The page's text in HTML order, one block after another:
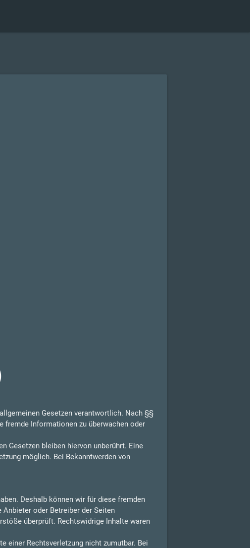
Gesetzen verantwortlich. Nach §§
Informationen zu überwachen oder
Gesetzen bleiben hiervon unberührt. Eine
möglich. Bei Bekanntwerden von
Deshalb können wir für diese fremden
oder Betreiber der Seiten
überprüft. Rechtswidrige Inhalte waren
einer Rechtsverletzung nicht zumutbar. Bei